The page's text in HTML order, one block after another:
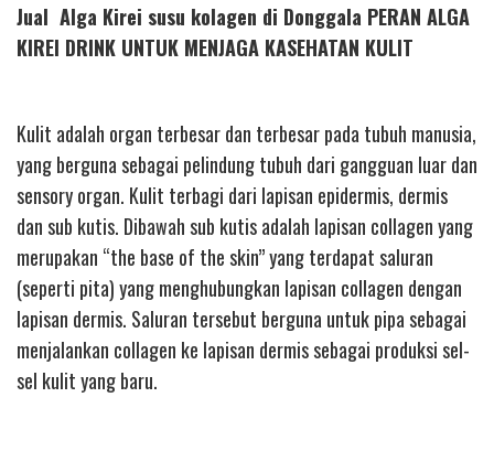
Jual Alga Kirei susu kolagen di Donggala PERAN ALGA
KIREI DRINK UNTUK MENJAGA KASEHATAN KULIT
Kulit adalah organ terbesar dan terbesar pada tubuh manusia,
yang berguna sebagai pelindung tubuh dari gangguan luar dan
sensory organ. Kulit terbagi dari lapisan epidermis, dermis
dan sub kutis. Dibawah sub kutis adalah lapisan collagen yang
merupakan “the base of the skin” yang terdapat saluran
(seperti pita) yang menghubungkan lapisan collagen dengan
lapisan dermis. Saluran tersebut berguna untuk pipa sebagai
menjalankan collagen ke lapisan dermis sebagai produksi sel-
sel kulit yang baru.